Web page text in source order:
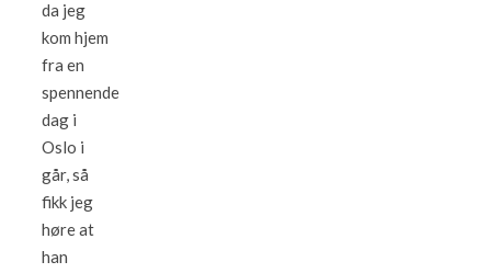
da jeg
kom hjem
fra en
spennende
dag i
Oslo i
går, så
fikk jeg
høre at
han